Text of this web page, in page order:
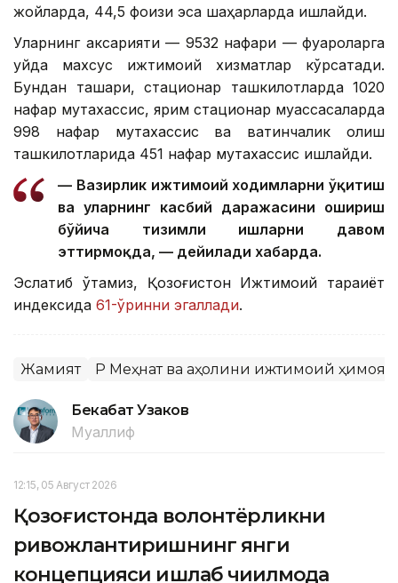
жойларда, 44,5 фоизи эса шаҳарларда ишлайди.
Уларнинг аксарияти — 9532 нафари — фуқароларга
уйда махсус ижтимоий хизматлар кўрсатади.
Бундан ташқари, стационар ташкилотларда 1020
нафар мутахассис, ярим стационар муассасаларда
998 нафар мутахассис ва вақтинчалик қолиш
ташкилотларида 451 нафар мутахассис ишлайди.
— Вазирлик ижтимоий ходимларни ўқитиш
ва уларнинг касбий даражасини ошириш
бўйича тизимли ишларни давом
эттирмоқда, — дейилади хабарда.
Эслатиб ўтамиз, Қозоғистон Ижтимоий тараққиёт
индексида 61-ўринни эгаллади.
Жамият ҚР Меҳнат ва аҳолини ижтимоий ҳимоя
Бекабат Узаков
Муаллиф
12:15, 05 Август 2026
Қозоғистонда волонтёрликни
ривожлантиришнинг янги
концепцияси ишлаб чиқилмоқда